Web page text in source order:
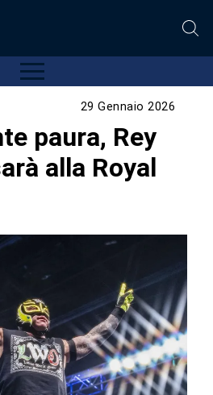
29 Gennaio 2026
paura, Rey
alla Royal